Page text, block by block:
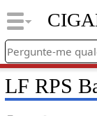
LF RPS